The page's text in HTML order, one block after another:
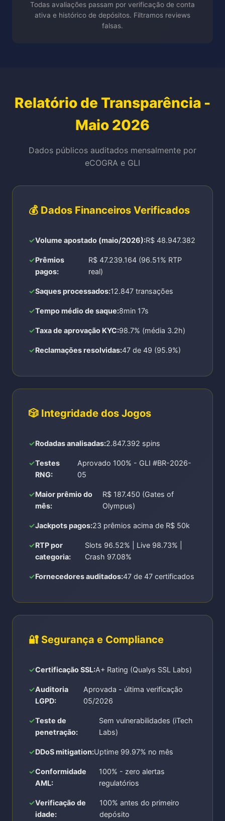
Todas avaliações passam por verificação de conta
ativa e histórico de depósitos. Filtramos reviews
falsas.
Relatório de Transparência -
Maio 2026
Dados públicos auditados mensalmente por
eCOGRA e GLI
💰 Dados Financeiros Verificados
Volume apostado (maio/2026):R$ 48.947.382
Prêmios
pagos:
R$ 47.239.164 (96.51% RTP
real)
Saques processados:12.847 transações
Tempo médio de saque:8min 17s
Taxa de aprovação KYC:98.7% (média 3.2h)
Reclamações resolvidas:47 de 49 (95.9%)
🎲 Integridade dos Jogos
Rodadas analisadas:2.847.392 spins
Testes
RNG:
Aprovado 100% - GLI #BR-2026-
05
Maior prêmio do
mês:
R$ 187.450 (Gates of
Olympus)
Jackpots pagos:23 prêmios acima de R$ 50k
RTP por
categoria:
Slots 96.52% | Live 98.73% |
Crash 97.08%
Fornecedores auditados:47 de 47 certificados
🔐 Segurança e Compliance
Certificação SSL:A+ Rating (Qualys SSL Labs)
Auditoria
LGPD:
Aprovada - última verificação
05/2026
Teste de
penetração:
Sem vulnerabilidades (iTech
Labs)
DDoS mitigation:Uptime 99.97% no mês
Conformidade
AML:
100% - zero alertas
regulatórios
Verificação de
idade:
100% antes do primeiro
depósito